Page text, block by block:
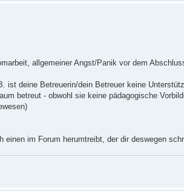
allgemeiner Angst/Panik vor dem
deine Betreuerin/dein Betreuer keine
betreut - obwohl sie keine pädagogische
im Forum herumtreibt, der dir deswegen